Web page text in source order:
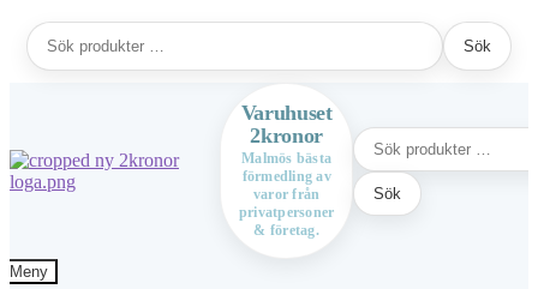
Sök
efter:
Sök
Hoppa
Hoppa
Varuhuset
2kronor
Malmös bästa
förmedling av
varor från
privatpersoner
& företag.
Sök
efter:
Sök
Meny